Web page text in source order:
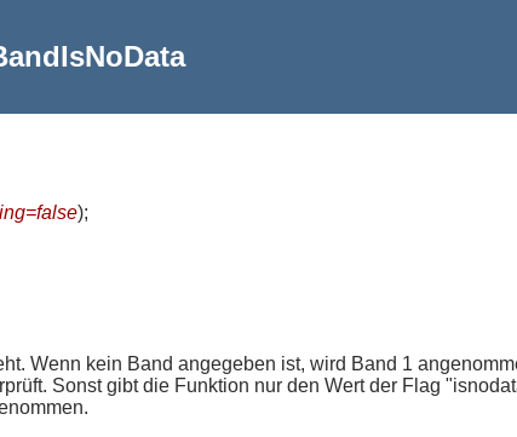
);
Wenn kein Band angegeben ist, wird Band 1
Sonst gibt die Funktion nur den Wert der Flag